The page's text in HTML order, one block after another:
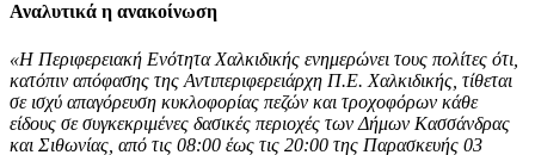
Αναλυτικά η ανακοίνωση
«Η Περιφερειακή Ενότητα Χαλκιδικής ενημερώνει τους πολίτες ότι,
κατόπιν απόφασης της Αντιπεριφερειάρχη Π.Ε. Χαλκιδικής, τίθεται
σε ισχύ απαγόρευση κυκλοφορίας πεζών και τροχοφόρων κάθε
είδους σε συγκεκριμένες δασικές περιοχές των Δήμων Κασσάνδρας
και Σιθωνίας, από τις 08:00 έως τις 20:00 της Παρασκευής 03